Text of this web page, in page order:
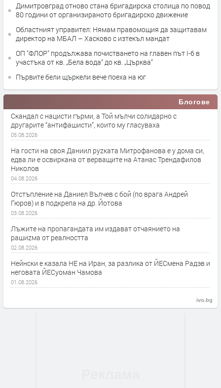
Димитровград отново стана бригадирска столица по повод
80 години от организираното бригадирско движение
Областният управител: Нямам правомощия да защитавам
директор на МБАЛ – Хасково с изтекъл мандат
ОП "ФЛОР" продължава почистването на главен път I-6 в
участъка от кв. „Бела вода“ до кв. „Църква“
Първите бели щъркели вече поеха на юг
Блогове
Скандал с нацисти гърми, а Той мълчи солидарно с
другарите “антифашисти”, които му гласуваха
05.08.2026
На гости на своя Даниил руzката Митрофанова е у дома си,
едва ли е освиркана от верващите на Атанас Трендафилов
Николов
04.08.2026
Отстъпление на Даниел Вълчев с бой (по врага Андрей
Гюров) и в подкрепа на др. Йотова
03.08.2026
Лъжите на пропагандата им издават отчаянието на
рашиzма от реалността
02.08.2026
Нейнски е казала НЕ на Иран, за разлика от ЙЕСмена Радэв и
неговата ЙЕСуоман Чамова
01.08.2026
ivo.bg